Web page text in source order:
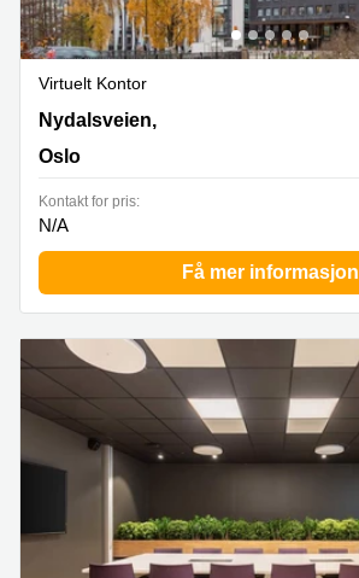
Virtuelt Kontor
28 Nydalsveien,1st floor, Oslo
Nydalsveien,
Oslo
Kontakt for pris:
N/A
Få mer informasjon